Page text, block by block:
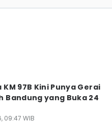
KM 97B Kini Punya Gerai
Bandung yang Buka 24
09:47 WIB